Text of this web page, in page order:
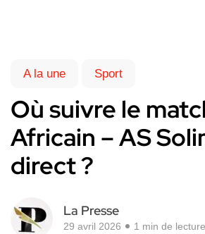
A la une Sport
Où suivre le
Africain – AS
direct ?
La Presse
29 avril 2026 1 min de lecture